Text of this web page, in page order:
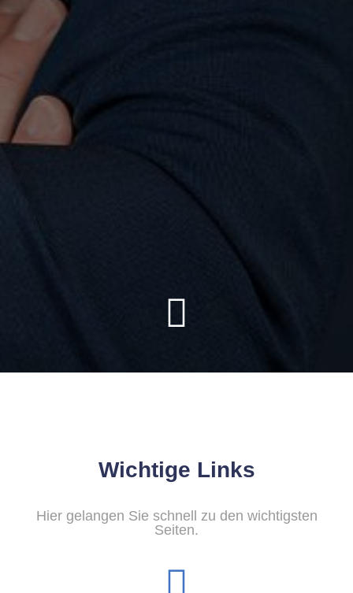
Wichtige Links
Hier gelangen Sie schnell zu den wichtigsten
Seiten.